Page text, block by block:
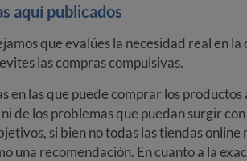
aquí publicados
que evalúes la necesidad real en
las compras compulsivas.
las que puede comprar los
de los problemas que puedan surgir
si bien no todas las tiendas
una recomendación. En cuanto a la